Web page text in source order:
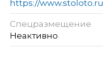
https://www.stoloto.ru
Спецразмещение
Неактивно